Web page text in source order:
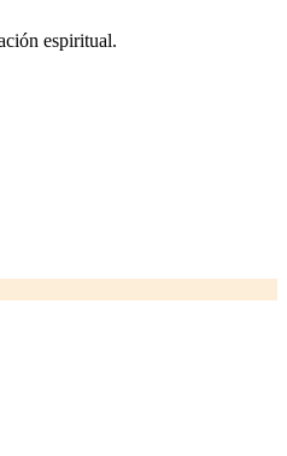
espiritual.